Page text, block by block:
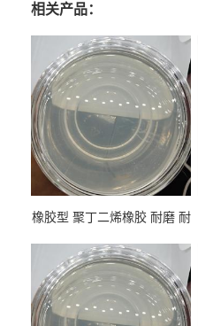
相关产品：
橡胶型 聚丁二烯橡胶 耐磨 耐
性